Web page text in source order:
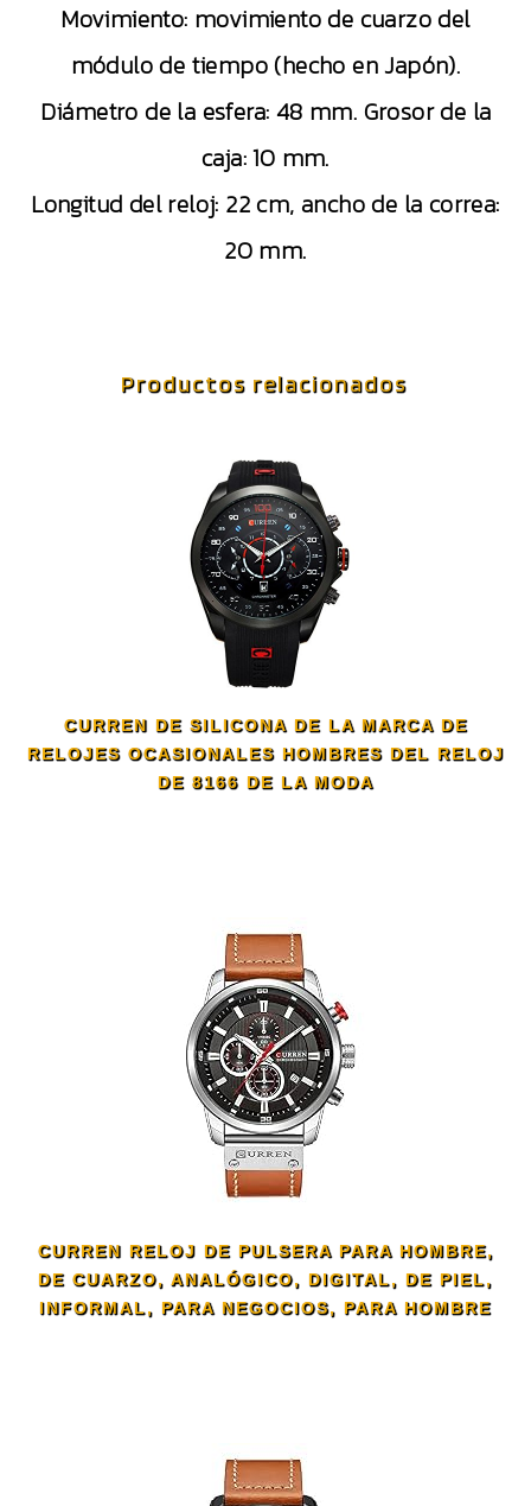
Movimiento: movimiento de cuarzo del
módulo de tiempo (hecho en Japón).
Diámetro de la esfera: 48 mm. Grosor de la
caja: 10 mm.
Longitud del reloj: 22 cm, ancho de la correa:
20 mm.
Productos relacionados
CURREN DE SILICONA DE LA MARCA DE
RELOJES OCASIONALES HOMBRES DEL RELOJ
DE 8166 DE LA MODA
CURREN RELOJ DE PULSERA PARA HOMBRE,
DE CUARZO, ANALÓGICO, DIGITAL, DE PIEL,
INFORMAL, PARA NEGOCIOS, PARA HOMBRE